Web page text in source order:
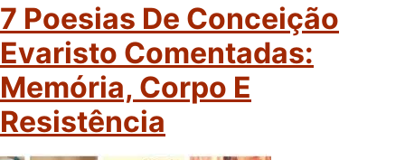
7 Poesias De Conceição
Evaristo Comentadas:
Memória, Corpo E
Resistência